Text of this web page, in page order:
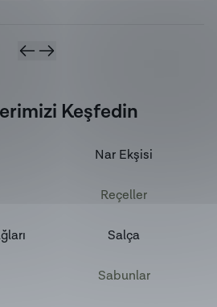
Keşfedin
Nar Ekşisi
Reçeller
Salça
Sabunlar